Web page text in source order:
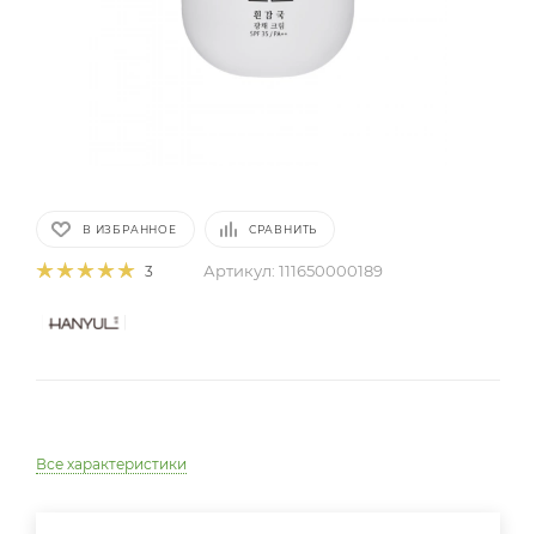
В ИЗБРАННОЕ СРАВНИТЬ
3 Артикул: 111650000189
Все характеристики